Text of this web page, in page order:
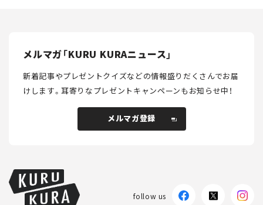
メルマガ「KURU KURAニュース」
新着記事やプレゼントクイズなどの情報盛りだくさんでお届
けします。耳寄りなプレゼントキャンペーンもお知らせ中！
メルマガ登録
follow us